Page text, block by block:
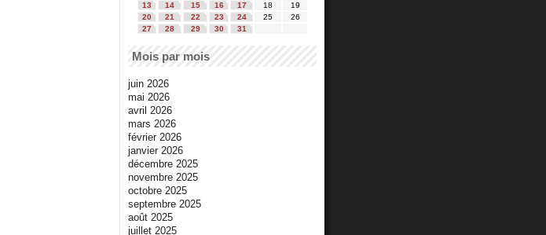
13
14 15 16 17 18
19
20
21 22 23 24 25
26
27
28 29 30 31
Mois par mois
juin 2026
mai 2026
avril 2026
mars 2026
février 2026
janvier 2026
décembre 2025
novembre 2025
octobre 2025
septembre 2025
août 2025
juillet 2025